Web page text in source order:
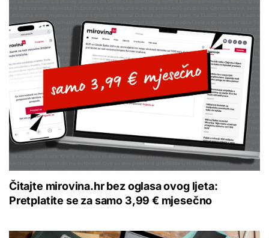
Čitajte mirovina.hr bez oglasa ovog ljeta:
Pretplatite se za samo 3,99 € mjesečno